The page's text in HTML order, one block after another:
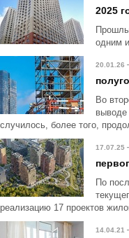
2025
одним
20.01.26
Во
выводе
случилось, более того,
17.07.25
По
реализацию 17 проектов
14.04.21